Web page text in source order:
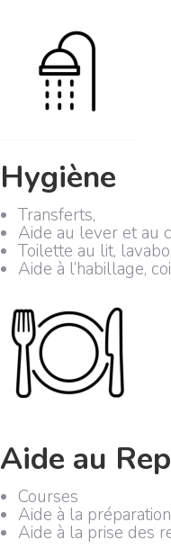
Hygiène
Transferts,
Aide au lever et au
Toilette au lit,
Aide à l’habillage,
Aide au
Courses
Aide à la
Aide à la prise des